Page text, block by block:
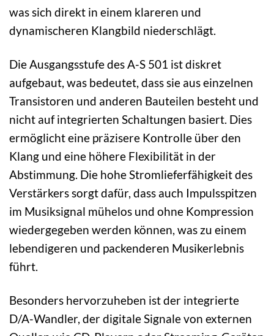
was sich direkt in einem klareren und
dynamischeren Klangbild niederschlägt.
Die Ausgangsstufe des A-S 501 ist diskret
aufgebaut, was bedeutet, dass sie aus einzelnen
Transistoren und anderen Bauteilen besteht und
nicht auf integrierten Schaltungen basiert. Dies
ermöglicht eine präzisere Kontrolle über den
Klang und eine höhere Flexibilität in der
Abstimmung. Die hohe Stromlieferfähigkeit des
Verstärkers sorgt dafür, dass auch Impulsspitzen
im Musiksignal mühelos und ohne Kompression
wiedergegeben werden können, was zu einem
lebendigeren und packenderen Musikerlebnis
führt.
Besonders hervorzuheben ist der integrierte
D/A-Wandler, der digitale Signale von externen